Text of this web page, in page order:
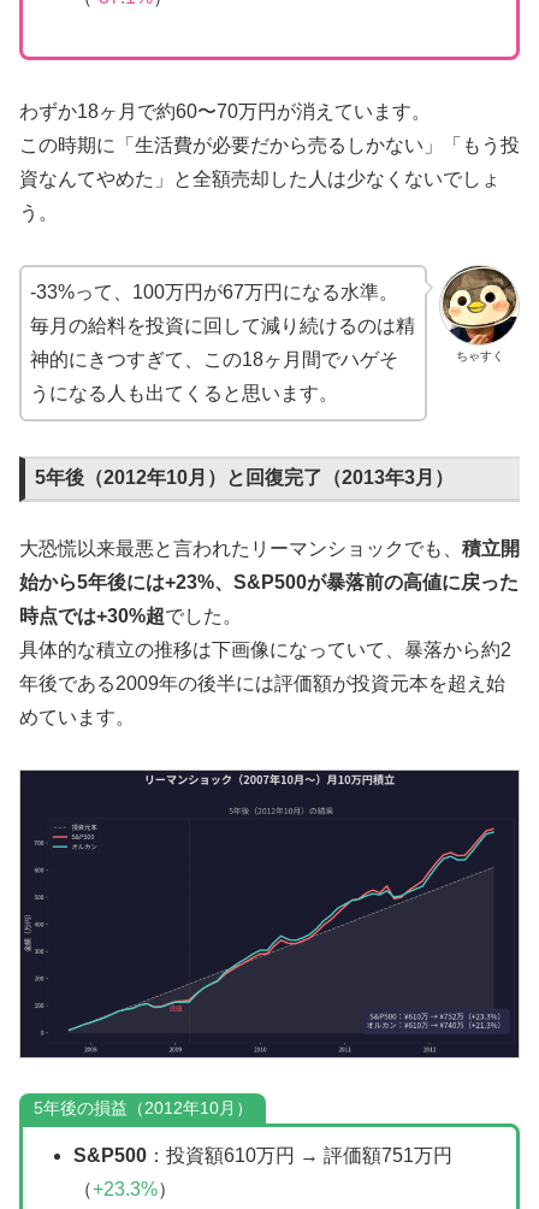
わずか18ヶ月で約60〜70万円が消えています。
この時期に「生活費が必要だから売るしかない」「もう投
資なんてやめた」と全額売却した人は少なくないでしょ
う。
ちゃすく
-33%って、100万円が67万円になる水準。
毎月の給料を投資に回して減り続けるのは精
神的にきつすぎて、この18ヶ月間でハゲそ
うになる人も出てくると思います。
5年後（2012年10月）と回復完了（2013年3月）
大恐慌以来最悪と言われたリーマンショックでも、 積立開
始から5年後には+23%、S&P500が暴落前の高値に戻った
時点では+30%超でした。
具体的な積立の推移は下画像になっていて、暴落から約2
年後である2009年の後半には評価額が投資元本を超え始
めています。
5年後の損益（2012年10月）
S&P500：投資額610万円 → 評価額751万円
（+23.3%）